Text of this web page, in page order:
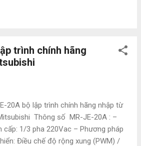
bao luôn thị trường Để được tư vấn
liên hệ ngay với em ạ: • Mr Đạt
: natatech006@gmail.com •
#Sensor #DienTuDongHoa
#ChuyenCungCap #ThietBiDien
#ChinhHang #DongCo #Servo
trình chính hãng
20A bộ lập trình chính hãng nhập từ
Thông số MR-JE-20A : –
cấp: 1/3 pha 220Vac – Phương pháp
Điều chế độ rộng xung (PWM) /